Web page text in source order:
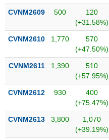
yết
sung
niêm
yết
Theo
dõi
biệt
CVNM2609 500
120
(+31.58%)
CVNM2610 1,770
570
(+47.50%)
CVNM2611 1,390
510
(+57.95%)
CVNM2612 930
400
(+75.47%)
CVNM2613 3,800
1,070
(+39.19%)
TRÁI
CÔNG
ĐẦU
TƯ